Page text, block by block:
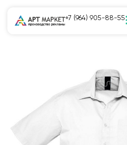
+7 (964) 905-88-55